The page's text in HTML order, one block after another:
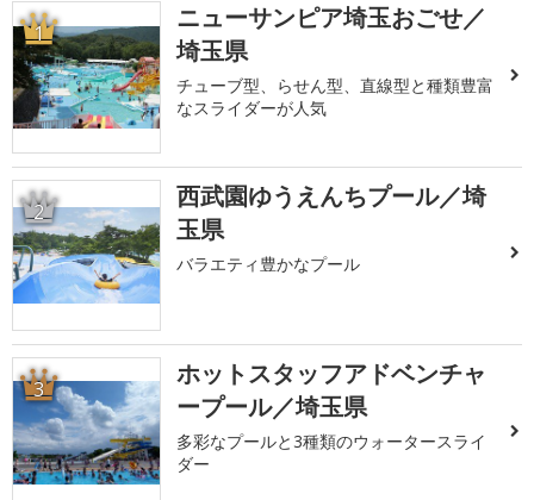
1
ニューサンピア埼玉おごせ／
埼玉県
チューブ型、らせん型、直線型と種類豊富
なスライダーが人気
2
西武園ゆうえんちプール／埼
玉県
バラエティ豊かなプール
3
ホットスタッフアドベンチャ
ープール／埼玉県
多彩なプールと3種類のウォータースライ
ダー